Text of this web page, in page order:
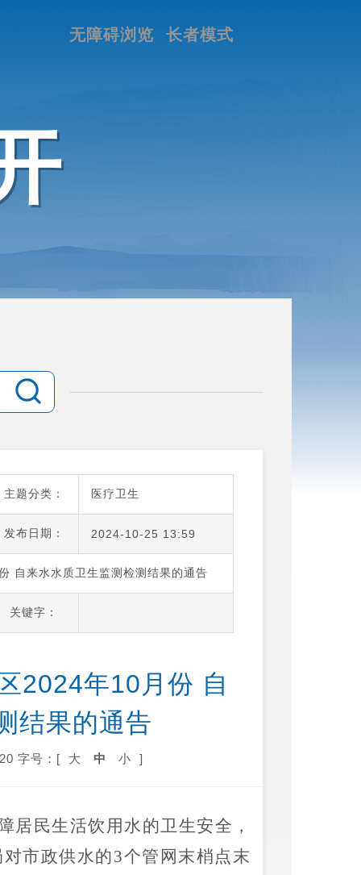
长者模式
无障碍浏览
主题分类： 医疗卫生
发布日期： 2024-10-25 13:59
自来水水质卫生监测检测结果的通告
关键字：
2024年10月份 自
结果的通告
字号：[ 大 中 小 ]
居 民生活饮用水的卫生安全，
对市政供水的3个管网末梢点末